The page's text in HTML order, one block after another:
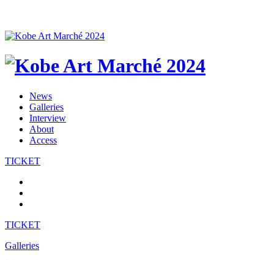
News
Galleries
Interview
About
Access
TICKET
TICKET
Galleries